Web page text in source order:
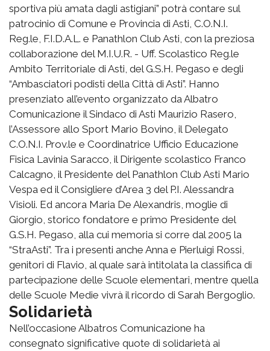
sportiva più amata dagli astigiani” potrà contare sul
patrocinio di Comune e Provincia di Asti, C.O.N.I.
Reg.le, F.I.D.A.L. e Panathlon Club Asti, con la preziosa
collaborazione del M.I.U.R. - Uff. Scolastico Reg.le
Ambito Territoriale di Asti, del G.S.H. Pegaso e degli
“Ambasciatori podisti della Città di Asti”. Hanno
presenziato all’evento organizzato da Albatro
Comunicazione il Sindaco di Asti Maurizio Rasero,
l’Assessore allo Sport Mario Bovino, il Delegato
C.O.N.I. Prov.le e Coordinatrice Ufficio Educazione
Fisica Lavinia Saracco, il Dirigente scolastico Franco
Calcagno, il Presidente del Panathlon Club Asti Mario
Vespa ed il Consigliere d’Area 3 del P.I. Alessandra
Visioli. Ed ancora Maria De Alexandris, moglie di
Giorgio, storico fondatore e primo Presidente del
G.S.H. Pegaso, alla cui memoria si corre dal 2005 la
“StraAsti”. Tra i presenti anche Anna e Pierluigi Rossi,
genitori di Flavio, al quale sarà intitolata la classifica di
partecipazione delle Scuole elementari, mentre quella
delle Scuole Medie vivrà il ricordo di Sarah Bergoglio.
Solidarietà
Nell’occasione Albatros Comunicazione ha
consegnato significative quote di solidarietà ai